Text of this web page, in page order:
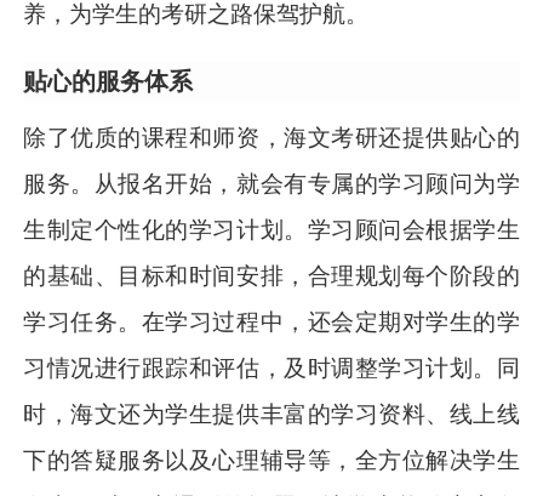
养，为学生的考研之路保驾护航。
贴心的服务体系
除了优质的课程和师资，海文考研还提供贴心的
服务。从报名开始，就会有专属的学习顾问为学
生制定个性化的学习计划。学习顾问会根据学生
的基础、目标和时间安排，合理规划每个阶段的
学习任务。在学习过程中，还会定期对学生的学
习情况进行跟踪和评估，及时调整学习计划。同
时，海文还为学生提供丰富的学习资料、线上线
下的答疑服务以及心理辅导等，全方位解决学生